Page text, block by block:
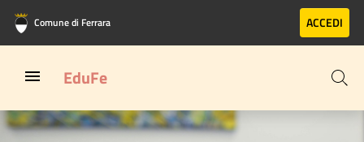
Vai al contenuto principale
Vai al footer
Comune di Ferrara ACCEDI
EduFe